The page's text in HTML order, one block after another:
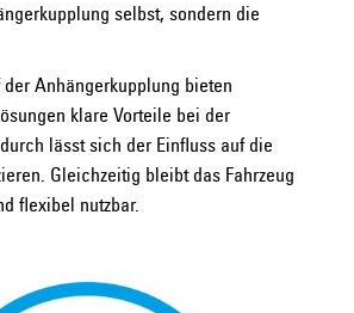
selbst, sondern die
der Anhängerkupplung bieten
klare Vorteile bei der
lässt sich der Einfluss auf die
Gleichzeitig bleibt das Fahrzeug
flexibel nutzbar.